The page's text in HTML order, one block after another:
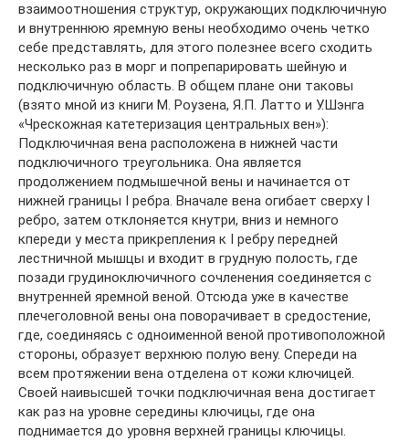
взаимоотношения структур, окружающих подключичную
и внутреннюю яремную вены необходимо очень четко
себе представлять, для этого полезнее всего сходить
несколько раз в морг и попрепарировать шейную и
подключичную область. В общем плане они таковы
(взято мной из книги М. Роузена, Я.П. Латто и У.Шэнга
«Чрескожная катетеризация центральных вен»):
Подключичная вена расположена в нижней части
подключичного треугольника. Она является
продолжением подмышечной вены и начинается от
нижней границы I ребра. Вначале вена огибает сверху I
ребро, затем отклоняется кнутри, вниз и немного
кпереди у места прикрепления к I ребру передней
лестничной мышцы и входит в грудную полость, где
позади грудиноключичного сочленения соединяется с
внутренней яремной веной. Отсюда уже в качестве
плечеголовной вены она поворачивает в средостение,
где, соединяясь с одноименной веной противоположной
стороны, образует верхнюю полую вену. Спереди на
всем протяжении вена отделена от кожи ключицей.
Своей наивысшей точки подключичная вена достигает
как раз на уровне середины ключицы, где она
поднимается до уровня верхней границы ключицы.